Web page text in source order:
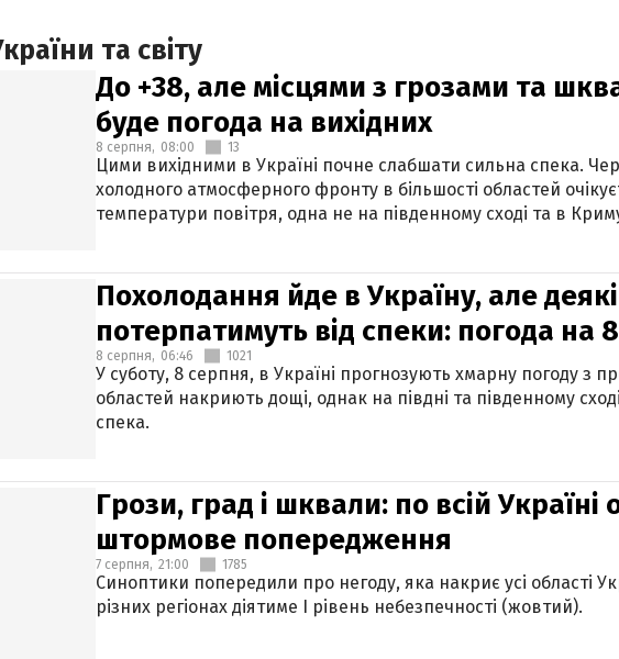
та світу
До +38, але місцями з грозами та
буде погода на вихідних
8 серпня, 08:00 13
Цими вихідними в Україні почне слабшати сильна спека.
холодного атмосферного фронту в більшості областей
температури повітря, одна не на південному сході та в
Похолодання йде в Україну, але
потерпатимуть від спеки: погода на
8 серпня, 06:46 1021
У суботу, 8 серпня, в Україні прогнозують хмарну погоду з
областей накриють дощі, однак на півдні та південному
спека.
Грози, град і шквали: по всій Україні
штормове попередження
7 серпня, 21:00 1785
Синоптики попередили про негоду, яка накриє усі області
різних регіонах діятиме І рівень небезпечності (жовтий).